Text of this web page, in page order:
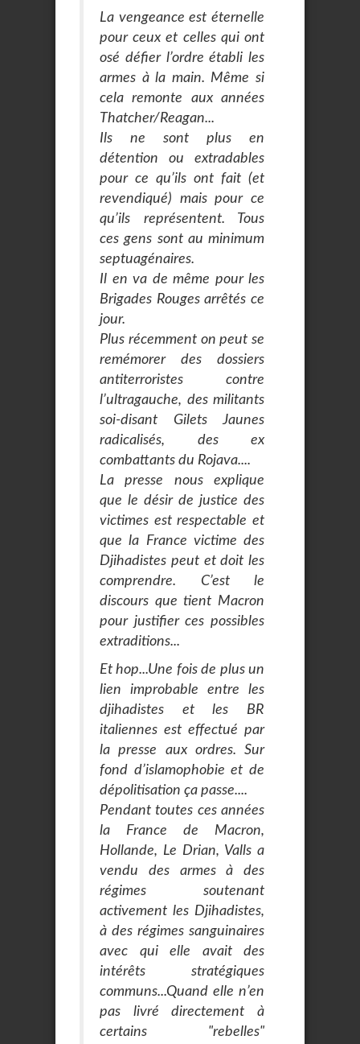
La vengeance est éternelle
pour ceux et celles qui ont
osé défier l’ordre établi les
armes à la main. Même si
cela remonte aux années
Thatcher/Reagan...
Ils ne sont plus en
détention ou extradables
pour ce qu’ils ont fait (et
revendiqué) mais pour ce
qu’ils représentent. Tous
ces gens sont au minimum
septuagénaires.
Il en va de même pour les
Brigades Rouges arrêtés ce
jour.
Plus récemment on peut se
remémorer des dossiers
antiterroristes contre
l’ultragauche, des militants
soi-disant Gilets Jaunes
radicalisés, des ex
combattants du Rojava....
La presse nous explique
que le désir de justice des
victimes est respectable et
que la France victime des
Djihadistes peut et doit les
comprendre. C’est le
discours que tient Macron
pour justifier ces possibles
extraditions...
Et hop...Une fois de plus un
lien improbable entre les
djihadistes et les BR
italiennes est effectué par
la presse aux ordres. Sur
fond d’islamophobie et de
dépolitisation ça passe....
Pendant toutes ces années
la France de Macron,
Hollande, Le Drian, Valls a
vendu des armes à des
régimes soutenant
activement les Djihadistes,
à des régimes sanguinaires
avec qui elle avait des
intérêts stratégiques
communs...Quand elle n’en
pas livré directement à
certains "rebelles"